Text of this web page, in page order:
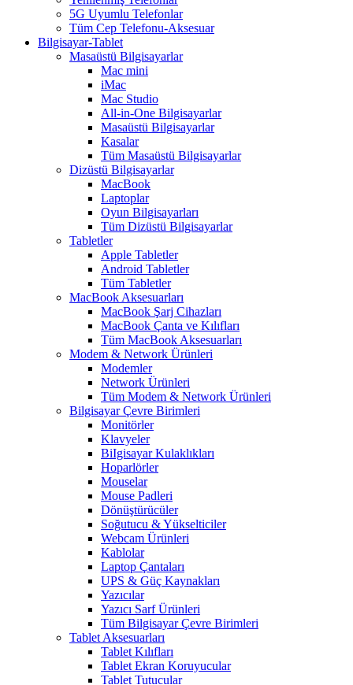
5G Uyumlu Telefonlar
Tüm Cep Telefonu-Aksesuar
Bilgisayar-Tablet
Masaüstü Bilgisayarlar
Mac mini
iMac
Mac Studio
All-in-One Bilgisayarlar
Masaüstü Bilgisayarlar
Kasalar
Tüm Masaüstü Bilgisayarlar
Dizüstü Bilgisayarlar
MacBook
Laptoplar
Oyun Bilgisayarları
Tüm Dizüstü Bilgisayarlar
Tabletler
Apple Tabletler
Android Tabletler
Tüm Tabletler
MacBook Aksesuarları
MacBook Şarj Cihazları
MacBook Çanta ve Kılıfları
Tüm MacBook Aksesuarları
Modem & Network Ürünleri
Modemler
Network Ürünleri
Tüm Modem & Network Ürünleri
Bilgisayar Çevre Birimleri
Monitörler
Klavyeler
BiIgisayar Kulaklıkları
Hoparlörler
Mouselar
Mouse Padleri
Dönüştürücüler
Soğutucu & Yükselticiler
Webcam Ürünleri
Kablolar
Laptop Çantaları
UPS & Güç Kaynakları
Yazıcılar
Yazıcı Sarf Ürünleri
Tüm Bilgisayar Çevre Birimleri
Tablet Aksesuarları
Tablet Kılıfları
Tablet Ekran Koruyucular
Tablet Tutucular